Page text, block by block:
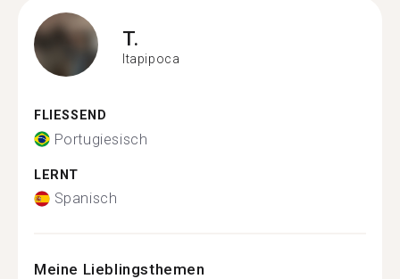
T.
Itapipoca
FLIESSEND
Portugiesisch
LERNT
Spanisch
Meine Lieblingsthemen